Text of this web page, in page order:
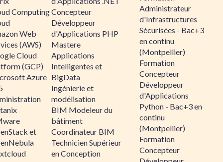
Computing
Web
(AWS)
Cloud
(GCP)
Azure
et
Concepteur
Développeur
d'Applications PHP
Mastere
Applications
Intelligentes et
BigData
Ingénierie et
modélisation
BIM Modeleur du
bâtiment
Coordinateur BIM
Technicien Supérieur
en Conception
Administrateur
d'Infrastructures
Sécurisées - Bac+3
en continu
(Montpellier)
Formation
Concepteur
Développeur
d'Applications
Python - Bac+3 en
continu
(Montpellier)
Formation
Concepteur